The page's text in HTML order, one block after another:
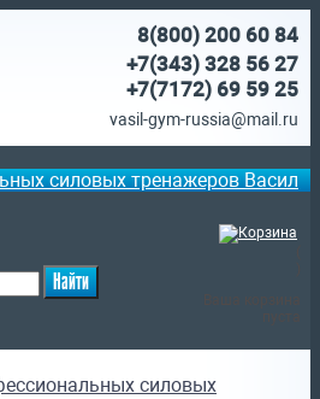
8(800) 200 60 84
+7(343) 328 56 27
+7(7172) 69 59 25
vasil-gym-russia@mail.ru
силовых тренажеров Васил
силовых